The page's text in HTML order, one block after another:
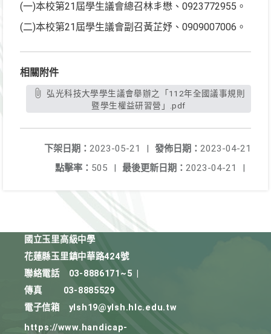
(一)本校第21屆學生議會總召林丯懋、0923772955。
(二)本校第21屆學生議會副召黃芷妤、0909007006。
相關附件
暨學生權益研習營」.pdf
發佈日期： 2023-04-21
下架日期： 2023-05-21
|
最後更新日期： 2023-04-21 |
點擊率： 505 |
國立玉里高級中學
花蓮縣玉里鎮中華路424號
聯絡電話
03-8886171~5
傳真
03-8885529
電子信箱
ylsh19@ylsh.hlc.edu.tw
https://www.handicap-